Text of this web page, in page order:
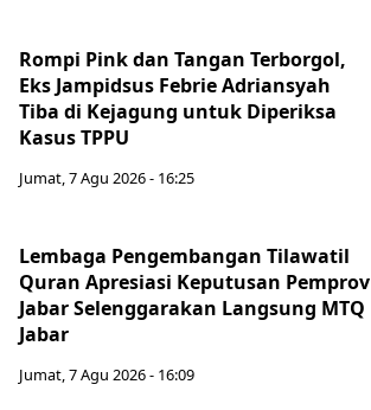
Rompi Pink dan Tangan Terborgol,
Eks Jampidsus Febrie Adriansyah
Tiba di Kejagung untuk Diperiksa
Kasus TPPU
Jumat, 7 Agu 2026 - 16:25
Lembaga Pengembangan Tilawatil
Quran Apresiasi Keputusan Pemprov
Jabar Selenggarakan Langsung MTQ
Jabar
Jumat, 7 Agu 2026 - 16:09